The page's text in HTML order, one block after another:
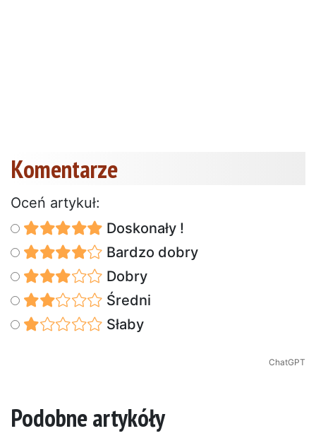
Komentarze
Oceń artykuł:
Doskonały !
Bardzo dobry
Dobry
Średni
Słaby
ChatGPT
Podobne artykóły